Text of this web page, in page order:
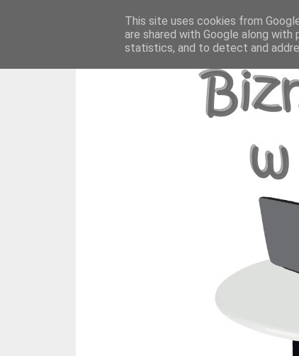
This site uses cookies from
are shared with Google along
statistics, and to detect and